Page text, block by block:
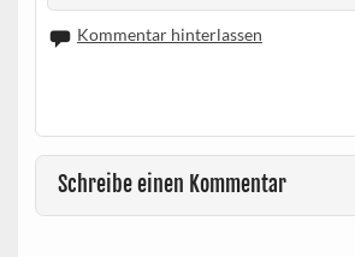
Kommentar hinterlassen
Schreibe einen Kommentar